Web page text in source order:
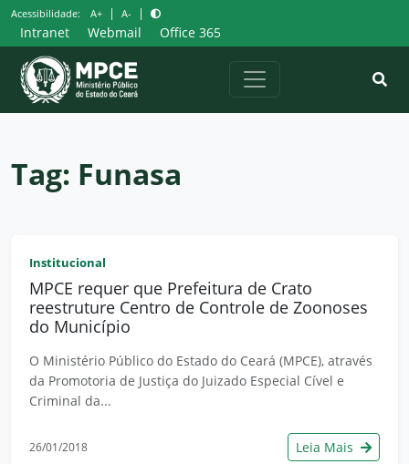
Pular
para
o
conteúdo
Acessibilidade: A+ | A- |
Intranet Webmail Office 365
Tag: Funasa
Institucional
MPCE requer que Prefeitura de Crato
reestruture Centro de Controle de Zoonoses
do Município
O Ministério Público do Estado do Ceará (MPCE), através
da Promotoria de Justiça do Juizado Especial Cível e
Criminal da...
26/01/2018 Leia Mais